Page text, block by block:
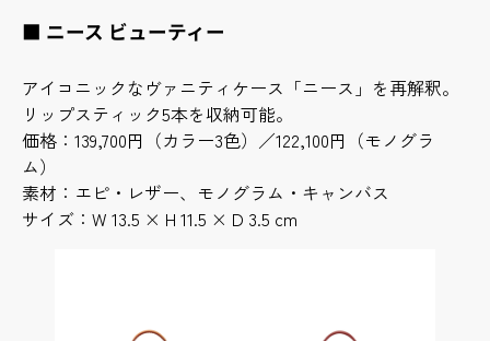
■ ニース ビューティー
アイコニックなヴァニティケース「ニース」を再解釈。
リップスティック5本を収納可能。
価格：139,700円（カラー3色）／122,100円（モノグラ
ム）
素材：エピ・レザー、モノグラム・キャンバス
サイズ：W 13.5 × H 11.5 × D 3.5 cm